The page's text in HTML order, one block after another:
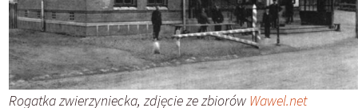
Rogatka zwierzyniecka, zdjęcie ze zbiorów Wawel.net